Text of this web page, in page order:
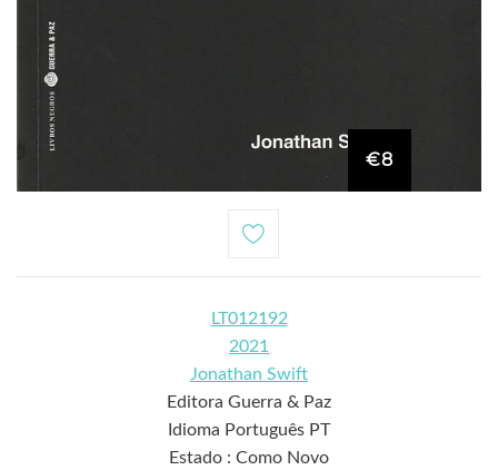
€8
LT012192
2021
Jonathan Swift
Editora Guerra & Paz
Idioma Português PT
Estado : Como Novo